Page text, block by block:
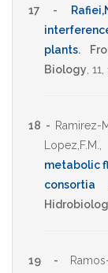
17 -
plants.
Biology 11
18 - Ramirez-
Lopez,F.M.
metabolic
19 -